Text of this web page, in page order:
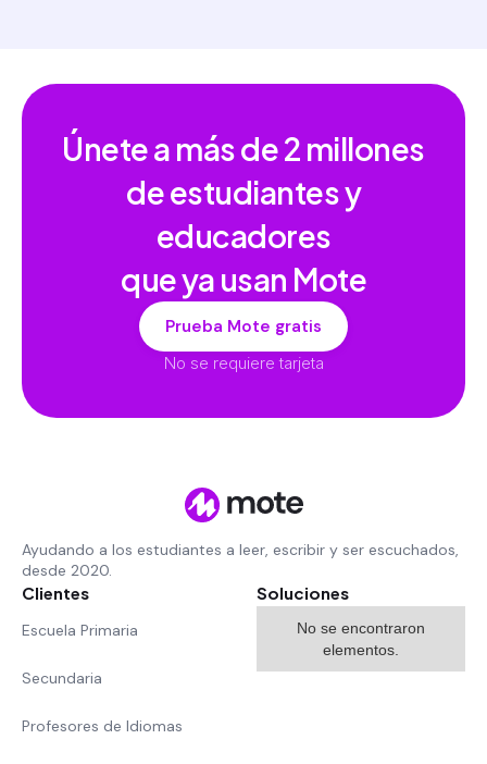
Únete a más de2 millones
de estudiantes y
educadores
que ya usan Mote
Prueba Mote gratis
No se requiere tarjeta
Ayudando a los estudiantes a leer, escribir y ser escuchados,
desde 2020.
Clientes
Escuela Primaria
Secundaria
Profesores de Idiomas
Soluciones
No se encontraron
elementos.